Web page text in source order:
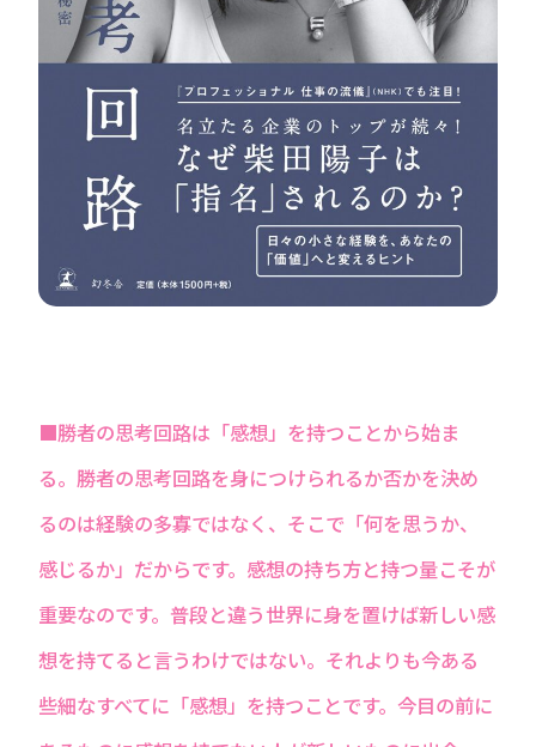
■勝者の思考回路は「感想」を持つことから始ま
る。勝者の思考回路を身につけられるか否かを決め
るのは経験の多寡ではなく、そこで「何を思うか、
感じるか」だからです。感想の持ち方と持つ量こそが
重要なのです。普段と違う世界に身を置けば新しい感
想を持てると言うわけではない。それよりも今ある
些細なすべてに「感想」を持つことです。今目の前に